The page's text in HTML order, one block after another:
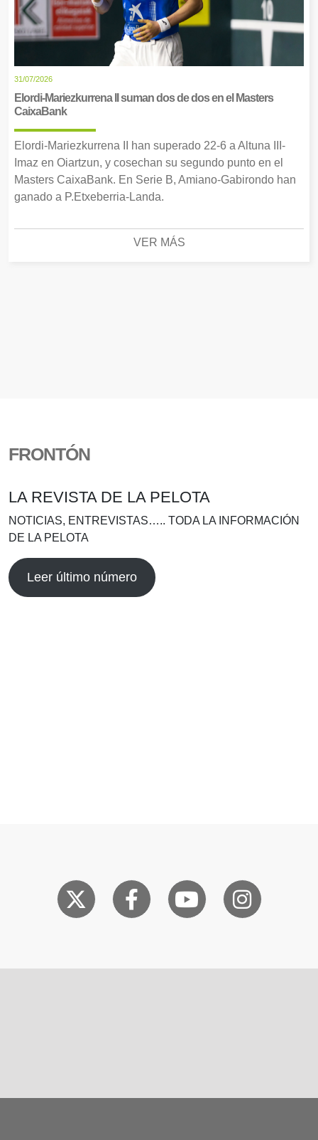
31/07/2026
Elordi-Mariezkurrena II suman dos de dos en el Masters
CaixaBank
Elordi-Mariezkurrena II han superado 22-6 a Altuna III-
Imaz en Oiartzun, y cosechan su segundo punto en el
Masters CaixaBank. En Serie B, Amiano-Gabirondo han
ganado a P.Etxeberria-Landa.
VER MÁS
FRONTÓN
LA REVISTA DE LA PELOTA
NOTICIAS, ENTREVISTAS….. TODA LA INFORMACIÓN
DE LA PELOTA
Leer último número